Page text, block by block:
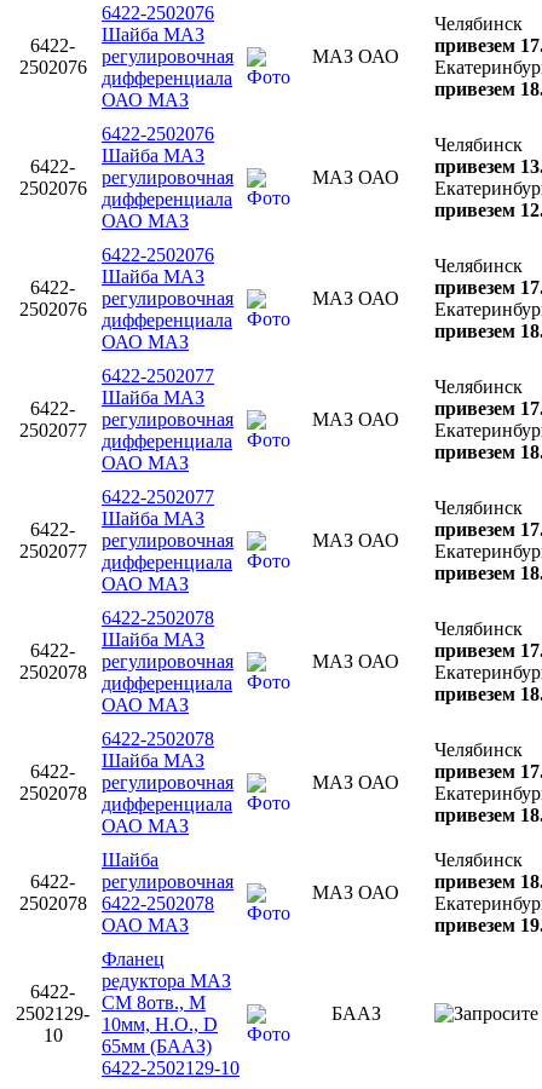
6422-
2502076
6422-2502076
Шайба МАЗ
регулировочная
дифференциала
ОАО МАЗ
МАЗ ОАО
Челябинск
привезем
привезем
6422-
2502076
6422-2502076
Шайба МАЗ
регулировочная
дифференциала
ОАО МАЗ
МАЗ ОАО
Челябинск
привезем
привезем
6422-
2502076
6422-2502076
Шайба МАЗ
регулировочная
дифференциала
ОАО МАЗ
МАЗ ОАО
Челябинск
привезем
привезем
6422-
2502077
6422-2502077
Шайба МАЗ
регулировочная
дифференциала
ОАО МАЗ
МАЗ ОАО
Челябинск
привезем
привезем
6422-
2502077
6422-2502077
Шайба МАЗ
регулировочная
дифференциала
ОАО МАЗ
МАЗ ОАО
Челябинск
привезем
привезем
6422-
2502078
6422-2502078
Шайба МАЗ
регулировочная
дифференциала
ОАО МАЗ
МАЗ ОАО
Челябинск
привезем
привезем
6422-
2502078
6422-2502078
Шайба МАЗ
регулировочная
дифференциала
ОАО МАЗ
МАЗ ОАО
Челябинск
привезем
привезем
6422-
2502078
Шайба
регулировочная
6422-2502078
ОАО МАЗ
МАЗ ОАО
Челябинск
привезем
привезем
6422-
2502129-
10
Фланец
редуктора МАЗ
СМ 8отв., М
10мм, Н.О., D
65мм (БААЗ)
6422-2502129-10
БААЗ